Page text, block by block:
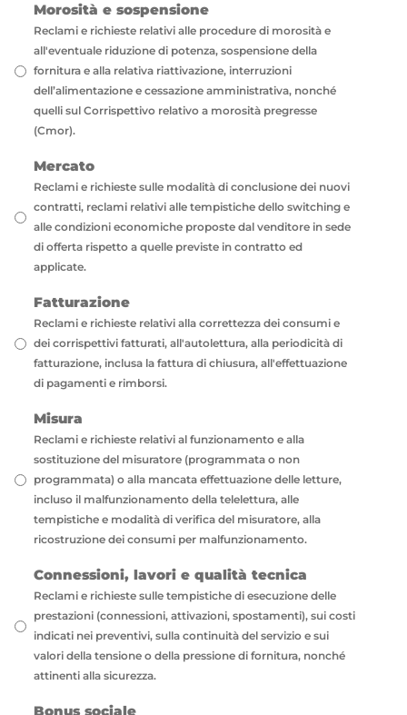
Morosità e sospensione
Reclami e richieste relativi alle procedure di morosità e
all'eventuale riduzione di potenza, sospensione della
fornitura e alla relativa riattivazione, interruzioni
dell’alimentazione e cessazione amministrativa, nonché
quelli sul Corrispettivo relativo a morosità pregresse
(Cmor).
Mercato
Reclami e richieste sulle modalità di conclusione dei nuovi
contratti, reclami relativi alle tempistiche dello switching e
alle condizioni economiche proposte dal venditore in sede
di offerta rispetto a quelle previste in contratto ed
applicate.
Fatturazione
Reclami e richieste relativi alla correttezza dei consumi e
dei corrispettivi fatturati, all'autolettura, alla periodicità di
fatturazione, inclusa la fattura di chiusura, all'effettuazione
di pagamenti e rimborsi.
Misura
Reclami e richieste relativi al funzionamento e alla
sostituzione del misuratore (programmata o non
programmata) o alla mancata effettuazione delle letture,
incluso il malfunzionamento della telelettura, alle
tempistiche e modalità di verifica del misuratore, alla
ricostruzione dei consumi per malfunzionamento.
Connessioni, lavori e qualità tecnica
Reclami e richieste sulle tempistiche di esecuzione delle
prestazioni (connessioni, attivazioni, spostamenti), sui costi
indicati nei preventivi, sulla continuità del servizio e sui
valori della tensione o della pressione di fornitura, nonché
attinenti alla sicurezza.
Bonus sociale